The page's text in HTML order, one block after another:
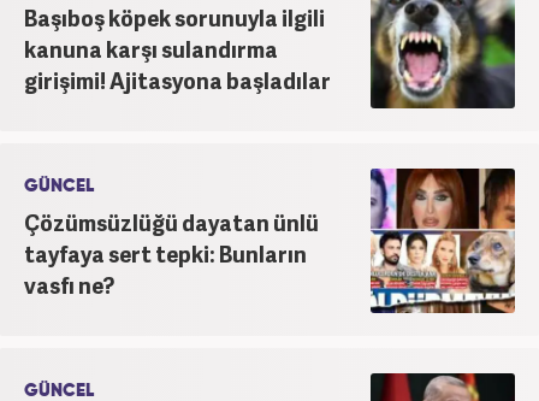
Başıboş köpek sorunuyla ilgili
kanuna karşı sulandırma
girişimi! Ajitasyona başladılar
GÜNCEL
Çözümsüzlüğü dayatan ünlü
tayfaya sert tepki: Bunların
vasfı ne?
GÜNCEL